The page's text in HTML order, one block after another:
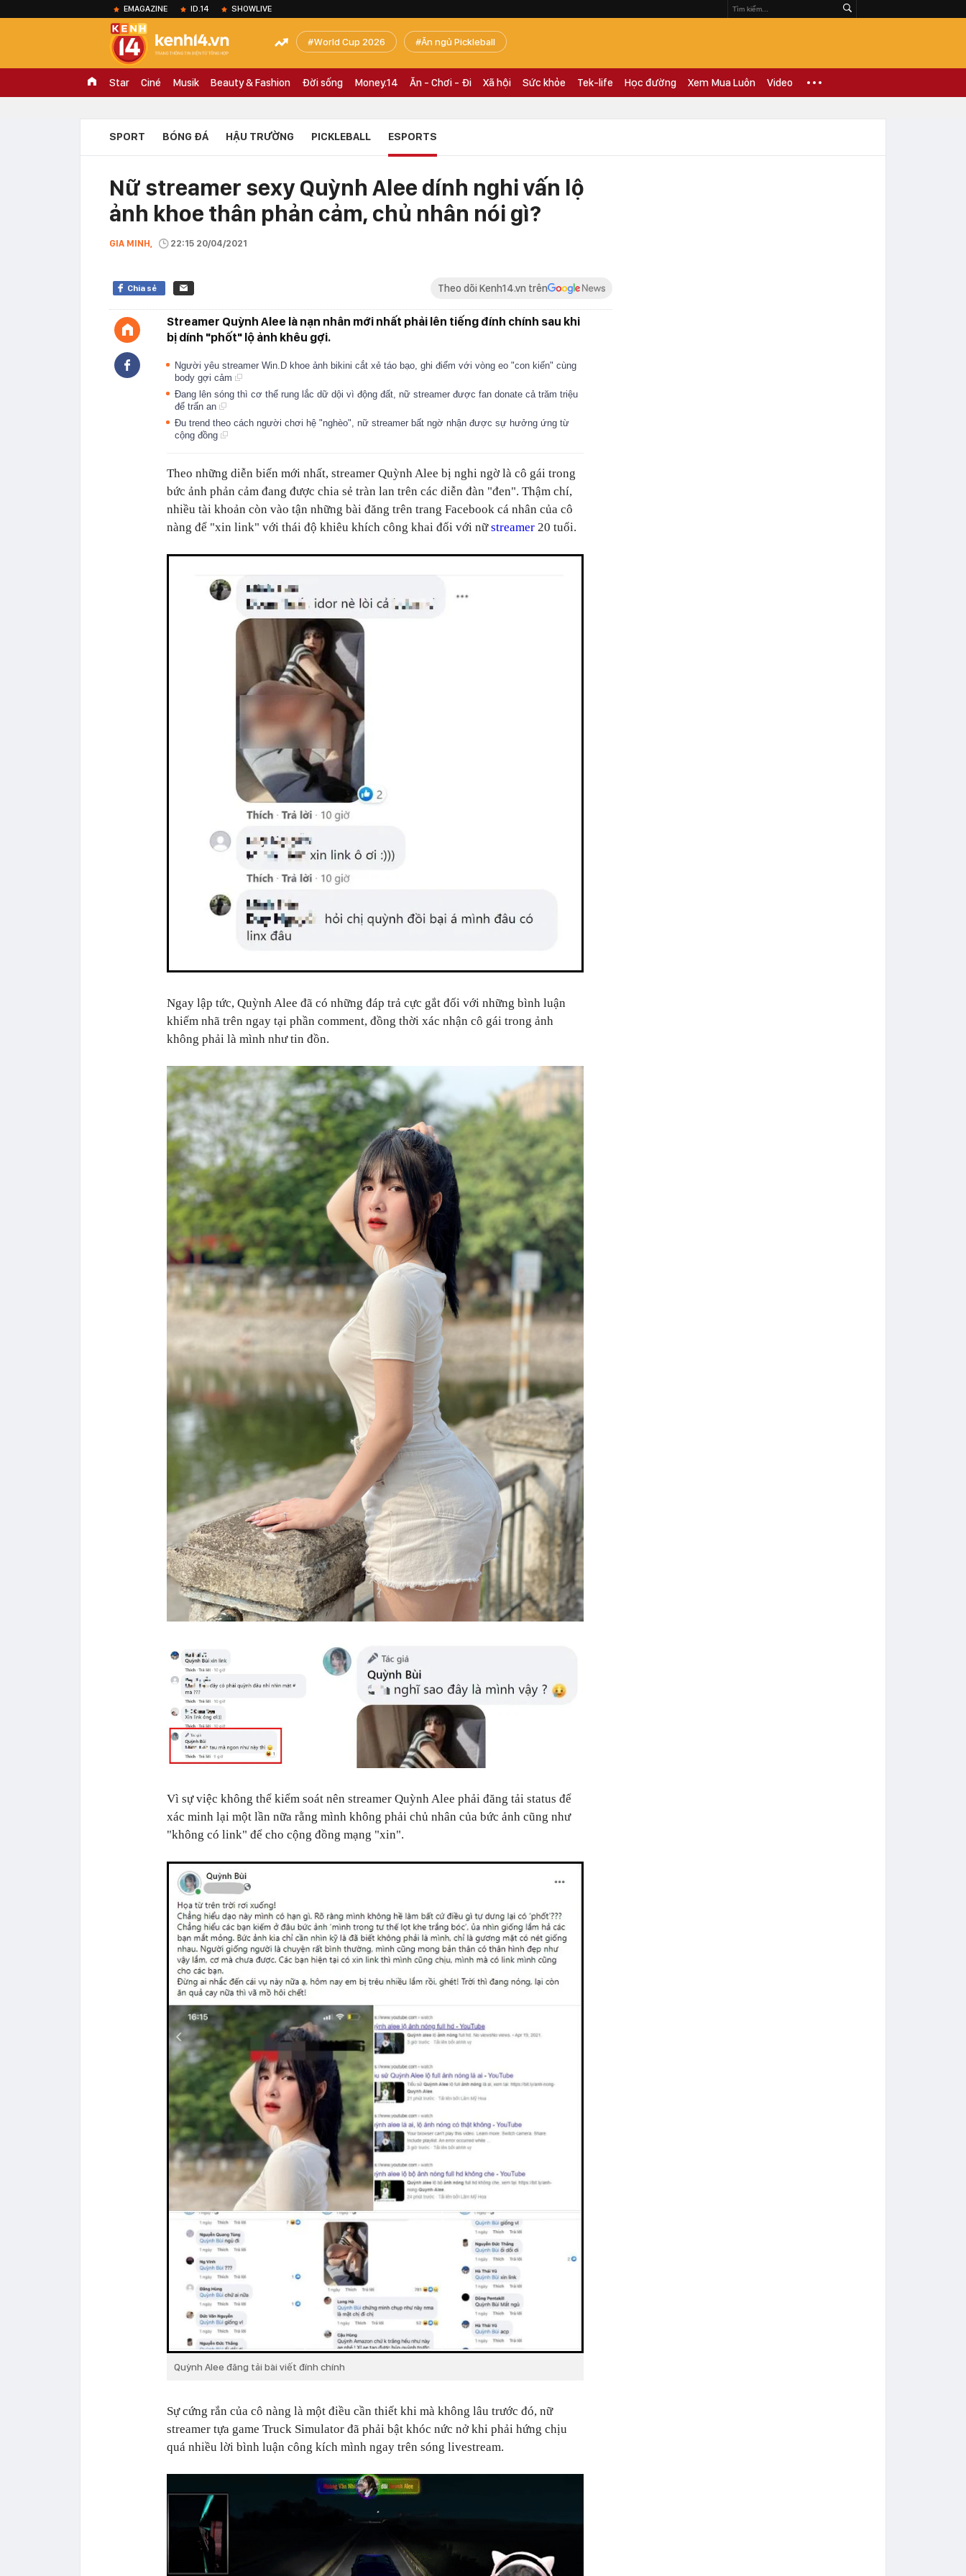
EMAGAZINE ID.14 SHOWLIVE
World Cup 2026 Ăn ngủ Pickleball
Star Ciné Musik Beauty & Fashion Đời sống Money.14 Ăn - Chơi - Đi Xã hội Sức khỏe Tek-life Học đường Xem Mua Luôn Video
SPORT BÓNG ĐÁ HẬU TRƯỜNG PICKLEBALL ESPORTS
Nữ streamer sexy Quỳnh Alee dính nghi vấn lộ
ảnh khoe thân phản cảm, chủ nhân nói gì?
GIA MINH, 22:15 20/04/2021
Chia sẻ Theo dõi Kenh14.vn trên
Streamer Quỳnh Alee là nạn nhân mới nhất phải lên tiếng đính chính sau khi
bị dính "phốt" lộ ảnh khêu gợi.
Người yêu streamer Win.D khoe ảnh bikini cắt xẻ táo bạo, ghi điểm với vòng eo "con kiến" cùng
body gợi cảm
Đang lên sóng thì cơ thể rung lắc dữ dội vì động đất, nữ streamer được fan donate cả trăm triệu
để trấn an
Đu trend theo cách người chơi hệ "nghèo", nữ streamer bất ngờ nhận được sự hưởng ứng từ
cộng đồng
Theo những diễn biến mới nhất, streamer Quỳnh Alee bị nghi ngờ là cô gái trong
bức ảnh phản cảm đang được chia sẻ tràn lan trên các diễn đàn "đen". Thậm chí,
nhiều tài khoản còn vào tận những bài đăng trên trang Facebook cá nhân của cô
nàng để "xin link" với thái độ khiêu khích công khai đối với nữstreamer 20 tuổi.
Ngay lập tức, Quỳnh Alee đã có những đáp trả cực gắt đối với những bình luận
khiếm nhã trên ngay tại phần comment, đồng thời xác nhận cô gái trong ảnh
không phải là mình như tin đồn.
Vì sự việc không thể kiểm soát nên streamer Quỳnh Alee phải đăng tải status để
xác minh lại một lần nữa rằng mình không phải chủ nhân của bức ảnh cũng như
"không có link" để cho cộng đồng mạng "xin".
Quỳnh Alee đăng tải bài viết đính chính
Sự cứng rắn của cô nàng là một điều cần thiết khi mà không lâu trước đó, nữ
streamer tựa game Truck Simulator đã phải bật khóc nức nở khi phải hứng chịu
quá nhiều lời bình luận công kích mình ngay trên sóng livestream.